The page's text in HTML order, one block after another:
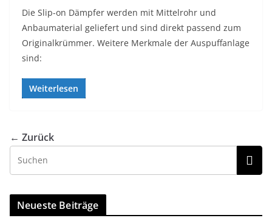
Die Slip-on Dämpfer werden mit Mittelrohr und
Anbaumaterial geliefert und sind direkt passend zum
Originalkrümmer. Weitere Merkmale der Auspuffanlage
sind:
Weiterlesen
← Zurück
Neueste Beiträge